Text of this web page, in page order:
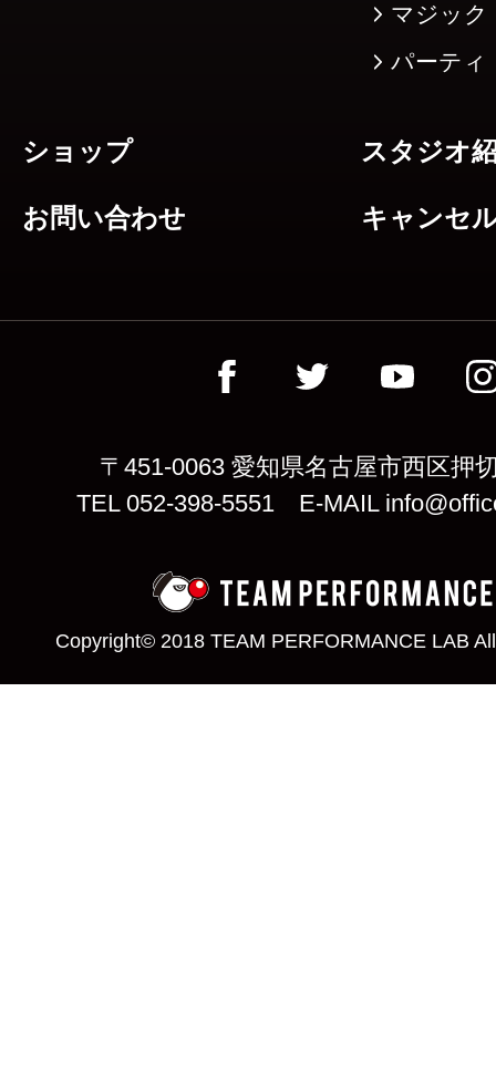
マジック
パーティ
ショップ スタジオ
お問い合わせ キャンセ
〒451-0063 愛知県名古屋市西区押
TEL 052-398-5551 E-MAIL
Copyright© 2018 TEAM PERFORMANCE LAB